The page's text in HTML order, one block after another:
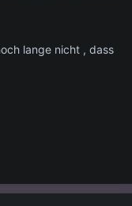
lange nicht , dass